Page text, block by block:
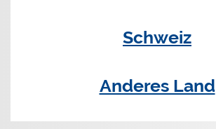
Schweiz
Anderes Land